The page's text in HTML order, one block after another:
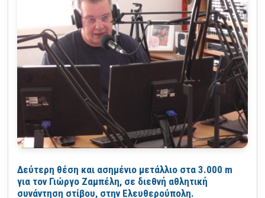
Δεύτερη θέση και ασημένιο μετάλλιο στα 3.000 m
για τον Γιώργο Ζαμπέλη, σε διεθνή αθλητική
συνάντηση στίβου, στην Ελευθερούπολη.